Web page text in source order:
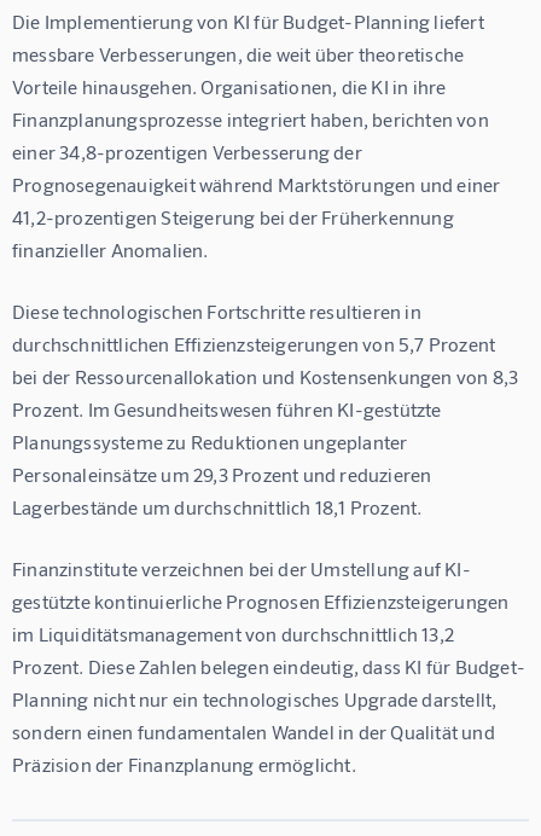
Die Implementierung von KI für Budget-Planning liefert
messbare Verbesserungen, die weit über theoretische
Vorteile hinausgehen. Organisationen, die KI in ihre
Finanzplanungsprozesse integriert haben, berichten von
einer 34,8-prozentigen Verbesserung der
Prognosegenauigkeit während Marktstörungen und einer
41,2-prozentigen Steigerung bei der Früherkennung
finanzieller Anomalien.
Diese technologischen Fortschritte resultieren in
durchschnittlichen Effizienzsteigerungen von 5,7 Prozent
bei der Ressourcenallokation und Kostensenkungen von 8,3
Prozent. Im Gesundheitswesen führen KI-gestützte
Planungssysteme zu Reduktionen ungeplanter
Personaleinsätze um 29,3 Prozent und reduzieren
Lagerbestände um durchschnittlich 18,1 Prozent.
Finanzinstitute verzeichnen bei der Umstellung auf KI-
gestützte kontinuierliche Prognosen Effizienzsteigerungen
im Liquiditätsmanagement von durchschnittlich 13,2
Prozent. Diese Zahlen belegen eindeutig, dass KI für Budget-
Planning nicht nur ein technologisches Upgrade darstellt,
sondern einen fundamentalen Wandel in der Qualität und
Präzision der Finanzplanung ermöglicht.